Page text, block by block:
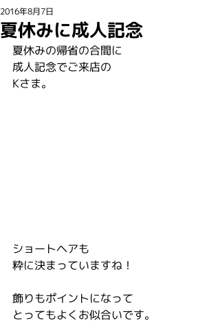
夏休みに成人記念
2016年8月7日
夏休みの帰省の合間に
成人記念でご来店の
Kさま。
ショートヘアも
粋に決まっていますね！
飾りもポイントになって
とってもよくお似合いです。